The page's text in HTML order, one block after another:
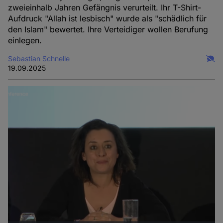
zweieinhalb Jahren Gefängnis verurteilt. Ihr T-Shirt-
Aufdruck "Allah ist lesbisch" wurde als "schädlich für
den Islam" bewertet. Ihre Verteidiger wollen Berufung
einlegen.
Sebastian Schnelle
19.09.2025